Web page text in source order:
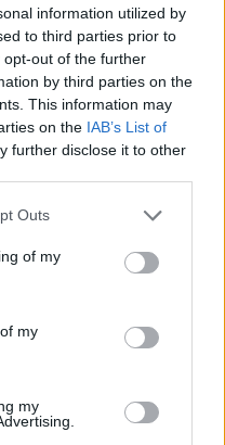
information utilized by
to third parties prior to
out of the further
by third parties on the
This information may
on the IAB’s List of
further disclose it to other
one or more Google
You may click to
its third-party tags to
in below Google
Outs
of my
my
my
delle mete più